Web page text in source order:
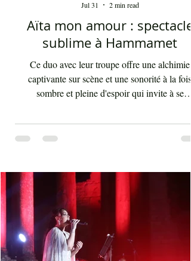
Aïta mon amour : spectacle
sublime à Hammamet
captivante sur scène et une sonorité à la fois
sombre et pleine d'espoir qui invite à se
‘ayta) se traduit par "cri" ou "appel". Ce terme
saisit idéalement le caractère du style criard
chikhates (ou chikhât, ou cheikhat), artistes et
compagnes, qui jadis relayait les nouvelles
majeures à travers leurs mélodies, voyageant
village
Mohamed Ali Elhaou
Jul 31
2 min read